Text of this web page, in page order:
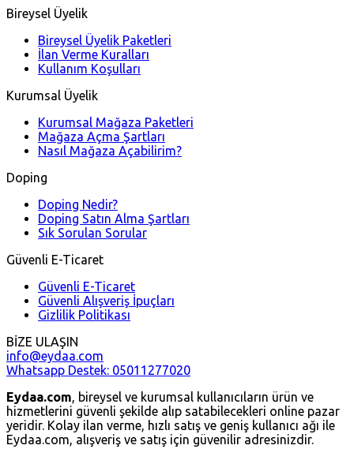
Bireysel Üyelik
Bireysel Üyelik Paketleri
İlan Verme Kuralları
Kullanım Koşulları
Kurumsal Üyelik
Kurumsal Mağaza Paketleri
Mağaza Açma Şartları
Nasıl Mağaza Açabilirim?
Doping
Doping Nedir?
Doping Satın Alma Şartları
Sık Sorulan Sorular
Güvenli E-Ticaret
Güvenli E-Ticaret
Güvenli Alışveriş İpuçları
Gizlilik Politikası
BİZE ULAŞIN
info@eydaa.com
Whatsapp Destek: 05011277020
Eydaa.com, bireysel ve kurumsal kullanıcıların ürün ve
hizmetlerini güvenli şekilde alıp satabilecekleri online pazar
yeridir. Kolay ilan verme, hızlı satış ve geniş kullanıcı ağı ile
Eydaa.com, alışveriş ve satış için güvenilir adresinizdir.